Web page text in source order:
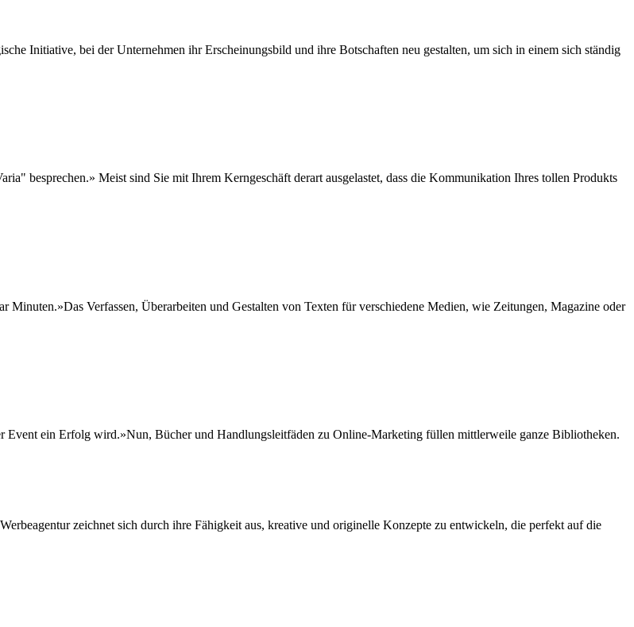
Initiative, bei der Unternehmen ihr Erscheinungsbild und ihre Botschaften neu gestalten, um sich in einem sich ständig
besprechen.» Meist sind Sie mit Ihrem Kerngeschäft derart ausgelastet, dass die Kommunikation Ihres tollen Produkts
Minuten.»Das Verfassen, Überarbeiten und Gestalten von Texten für verschiedene Medien, wie Zeitungen, Magazine oder
Event ein Erfolg wird.»Nun, Bücher und Handlungsleitfäden zu Online-Marketing füllen mittlerweile ganze Bibliotheken.
zeichnet sich durch ihre Fähigkeit aus, kreative und originelle Konzepte zu entwickeln, die perfekt auf die